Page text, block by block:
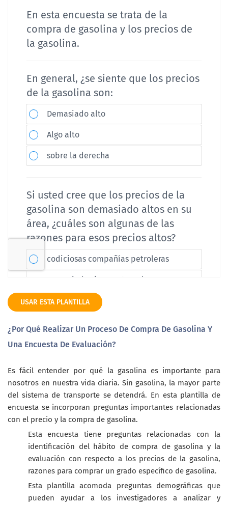
USAR ESTA PLANTILLA
¿Por Qué Realizar Un Proceso De Compra De Gasolina Y
Una Encuesta De Evaluación?
Es fácil entender por qué la gasolina es importante para
nosotros en nuestra vida diaria. Sin gasolina, la mayor parte
del sistema de transporte se detendrá. En esta plantilla de
encuesta se incorporan preguntas importantes relacionadas
con el precio y la compra de gasolina.
Esta encuesta tiene preguntas relacionadas con la
identificación del hábito de compra de gasolina y la
evaluación con respecto a los precios de la gasolina,
razones para comprar un grado específico de gasolina.
Esta plantilla acomoda preguntas demográficas que
pueden ayudar a los investigadores a analizar y